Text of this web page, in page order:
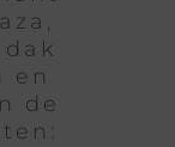
en
de